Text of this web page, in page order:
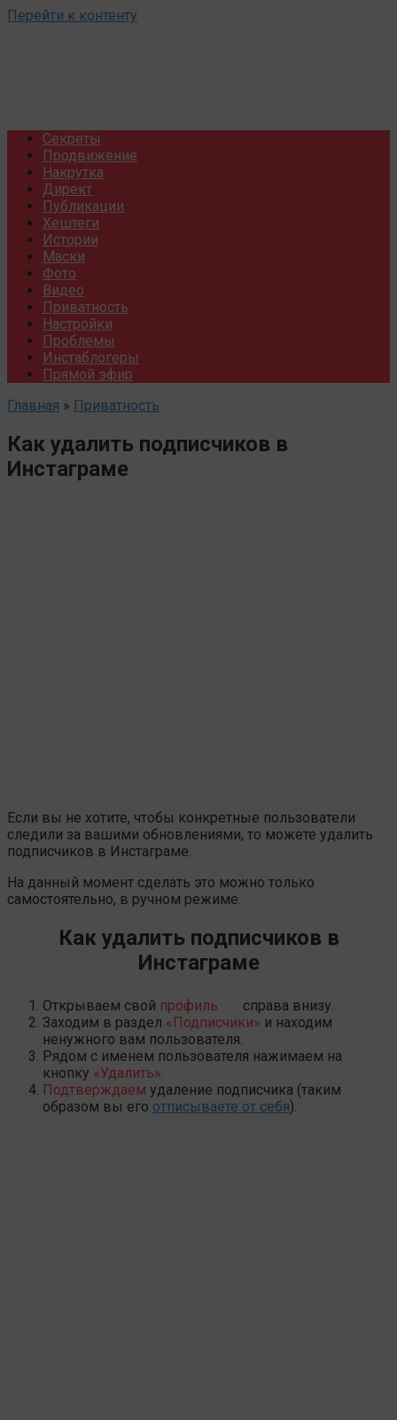
Перейти к контенту
Секреты
Продвижение
Накрутка
Директ
Публикации
Хештеги
Истории
Маски
Фото
Видео
Приватность
Настройки
Проблемы
Инстаблогеры
Прямой эфир
Главная » Приватность
Как удалить подписчиков в
Инстаграме
Если вы не хотите, чтобы конкретные пользователи
следили за вашими обновлениями, то можете удалить
подписчиков в Инстаграме.
На данный момент сделать это можно только
самостоятельно, в ручном режиме.
Как удалить подписчиков в
Инстаграме
Открываем свой профиль
справа внизу.
Заходим в раздел «Подписчики» и находим
ненужного вам пользователя.
Рядом с именем пользователя нажимаем на
кнопку «Удалить»
Подтверждаем удаление подписчика (таким
образом вы его отписываете от себя).